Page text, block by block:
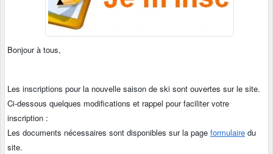
Bonjour à tous,
Les inscriptions pour la nouvelle saison de ski sont ouvertes sur le site.
Ci-dessous quelques modifications et rappel pour faciliter votre
inscription :
Les documents nécessaires sont disponibles sur la page formulaire du
site.